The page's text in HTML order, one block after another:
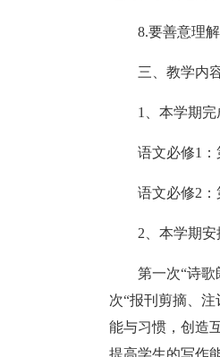
8.要善意理
三、教学内
1、本学期
语文必修1：
语文必修2：
2、本学期安
第一次“诗
次“报刊剪摘、
能与习惯，创造
提高学生的写作